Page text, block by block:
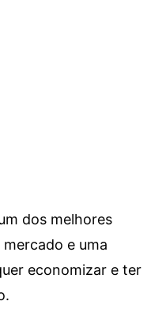
dos melhores
e uma
economizar e ter